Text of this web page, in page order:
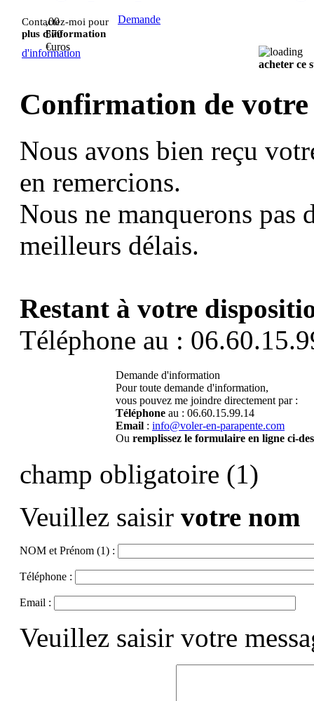
Contactez-moi pour
plus d'information
Demande
d'information
,00
570
€uros
acheter ce
Confirmation de votre
Nous avons bien reçu
en remercions.
Nous ne manquerons pas
meilleurs délais.
Restant à votre
Téléphone au :
Demande d'information
Pour toute demande d'information,
vous pouvez me joindre directement par :
Téléphone au : 06.60.15.99.14
Email : info@voler-en-parapente.com
Ou remplissez le formulaire en ligne ci-
champ obligatoire (1)
Veuillez saisir votre nom
NOM et Prénom (1) :
Téléphone :
Email :
Veuillez saisir votre